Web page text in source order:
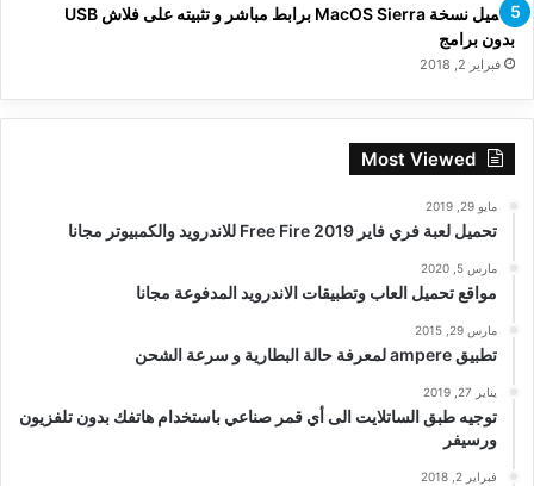
تحميل نسخة MacOS Sierra برابط مباشر و تثبيته على فلاش USB
بدون برامج
فبراير 2, 2018
Most Viewed
مايو 29, 2019
تحميل لعبة فري فاير Free Fire 2019 للاندرويد والكمبيوتر مجانا
مارس 5, 2020
مواقع تحميل العاب وتطبيقات الاندرويد المدفوعة مجانا
مارس 29, 2015
تطبيق ampere لمعرفة حالة البطارية و سرعة الشحن
يناير 27, 2019
توجيه طبق الساتلايت الى أي قمر صناعي باستخدام هاتفك بدون تلفزيون
ورسيفر
فبراير 2, 2018